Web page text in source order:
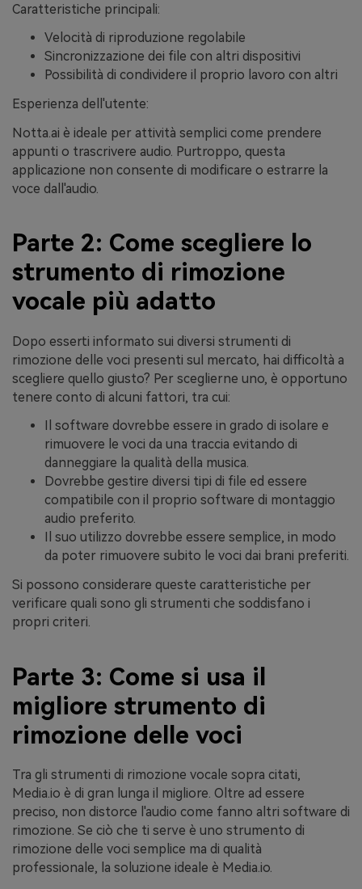
Caratteristiche principali:
Velocità di riproduzione regolabile
Sincronizzazione dei file con altri dispositivi
Possibilità di condividere il proprio lavoro con altri
Esperienza dell'utente:
Notta.ai è ideale per attività semplici come prendere
appunti o trascrivere audio. Purtroppo, questa
applicazione non consente di modificare o estrarre la
voce dall'audio.
Parte 2: Come scegliere lo
strumento di rimozione
vocale più adatto
Dopo esserti informato sui diversi strumenti di
rimozione delle voci presenti sul mercato, hai difficoltà a
scegliere quello giusto? Per sceglierne uno, è opportuno
tenere conto di alcuni fattori, tra cui:
Il software dovrebbe essere in grado di isolare e
rimuovere le voci da una traccia evitando di
danneggiare la qualità della musica.
Dovrebbe gestire diversi tipi di file ed essere
compatibile con il proprio software di montaggio
audio preferito.
Il suo utilizzo dovrebbe essere semplice, in modo
da poter rimuovere subito le voci dai brani preferiti.
Si possono considerare queste caratteristiche per
verificare quali sono gli strumenti che soddisfano i
propri criteri.
Parte 3: Come si usa il
migliore strumento di
rimozione delle voci
Tra gli strumenti di rimozione vocale sopra citati,
Media.io è di gran lunga il migliore. Oltre ad essere
preciso, non distorce l'audio come fanno altri software di
rimozione. Se ciò che ti serve è uno strumento di
rimozione delle voci semplice ma di qualità
professionale, la soluzione ideale è Media.io.